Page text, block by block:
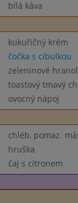
bílá káva
kukuřičný krém
čočka s cibulkou
zeleninové
toastový tmavý
ovocný nápoj
chléb, pomaz.
hruška
čaj s citronem